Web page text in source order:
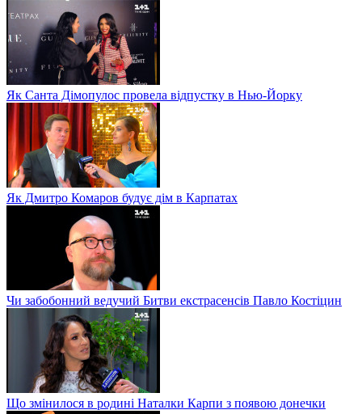
Як Санта Дімопулос провела відпустку в Нью-Йорку
Як Дмитро Комаров будує дім в Карпатах
Чи забобонний ведучий Битви екстрасенсів Павло Костіцин
Що змінилося в родині Наталки Карпи з появою донечки